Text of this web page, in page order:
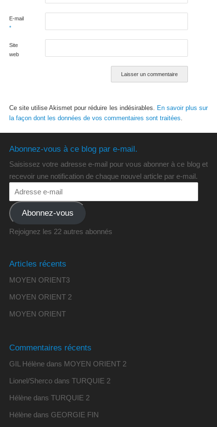
E-mail
*
Site
web
Ce site utilise Akismet pour réduire les indésirables. En savoir plus sur
la façon dont les données de vos commentaires sont traitées.
Abonnez-vous à ce blog par e-mail.
Saisissez votre adresse e-mail pour vous abonner à ce blog et
recevoir une notification de chaque nouvel article par e-mail.
Abonnez-vous
Rejoignez les 22 autres abonnés
Articles récents
MOYEN ORIENT3
MOYEN ORIENT 2
MOYEN ORIENT
Commentaires récents
GIL Hélènedans MOYEN ORIENT 2
Lionel/Shercodans TURQUIE 2
Hélènedans TURQUIE 2
Hélènedans GEORGIE FIN